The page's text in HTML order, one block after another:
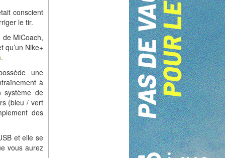
conscient
le tir.
de MiCoach,
qu’un Nike+
.
une
à
système de
(bleu / vert
des
et elle se
vous aurez